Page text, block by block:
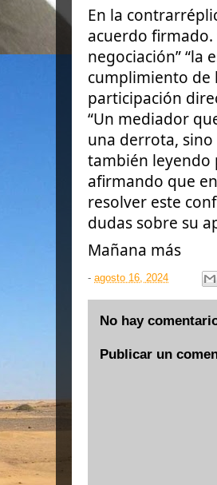
En la
acuerdo firmado.
negociación” “la
cumplimiento de
participación
“Un mediador
una derrota, sino
también leyendo
afirmando que
resolver este
dudas sobre su
Mañana más
- agosto 16, 2024
No hay
Publicar un